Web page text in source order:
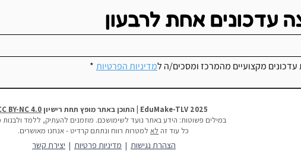
מכניסים אותו לכיתה
עדכונים אחת לרבעון
מקצועיים מהמרכז ומסכים/ה למדיניות הפרטיות *
BY-NC 4.0
במילים פשוטות: הידע באתר נועד לשימושכם. מוזמנים להעתיק, ללמד
כל עוד זה לא למטרות רווח ונתתם קרדיט - אנחנו מאושרים.
הצהרת נגישות | מדיניות פרטיות | יצירת קשר